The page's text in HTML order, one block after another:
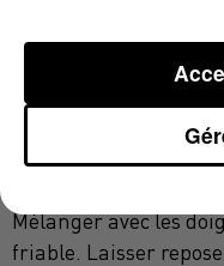
· Poivre
1- Dans un saladier,
Mélanger avec les
friable. Laisser